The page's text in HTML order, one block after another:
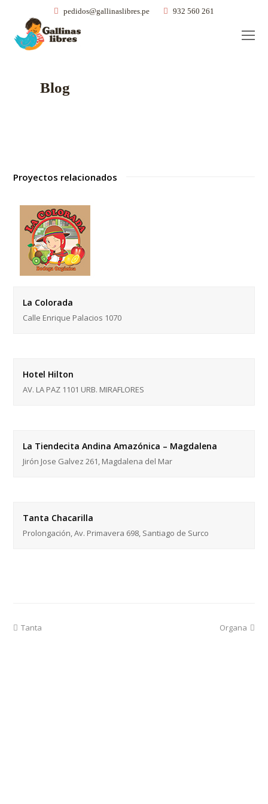
pedidos@gallinaslibres.pe 932 560 261
Blog
Proyectos relacionados
La Colorada
Calle Enrique Palacios 1070
Hotel Hilton
AV. LA PAZ 1101 URB. MIRAFLORES
La Tiendecita Andina Amazónica – Magdalena
Jirón Jose Galvez 261, Magdalena del Mar
Tanta Chacarilla
Prolongación, Av. Primavera 698, Santiago de Surco
previous
Tanta
next
Organa